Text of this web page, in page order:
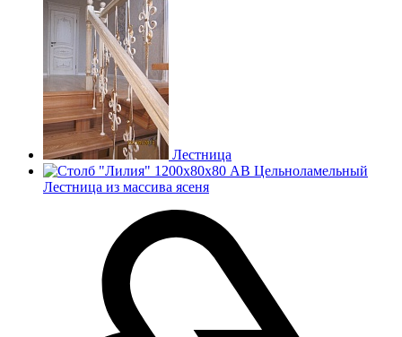
Лестница
Лестница из массива ясеня